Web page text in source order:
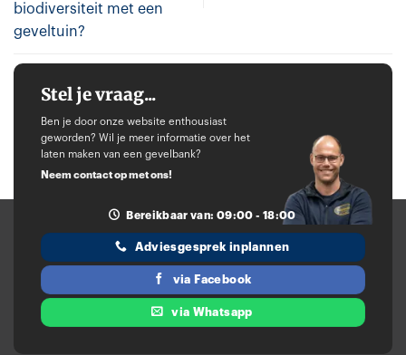
biodiversiteit met een
geveltuin?
Stel je vraag...
Ben je door onze website enthousiast
geworden? Wil je meer informatie over het
laten maken van een gevelbank?
Neem contact op met ons!
Bereikbaar van: 09:00 - 18:00
Adviesgesprek inplannen
via Facebook
via Whatsapp